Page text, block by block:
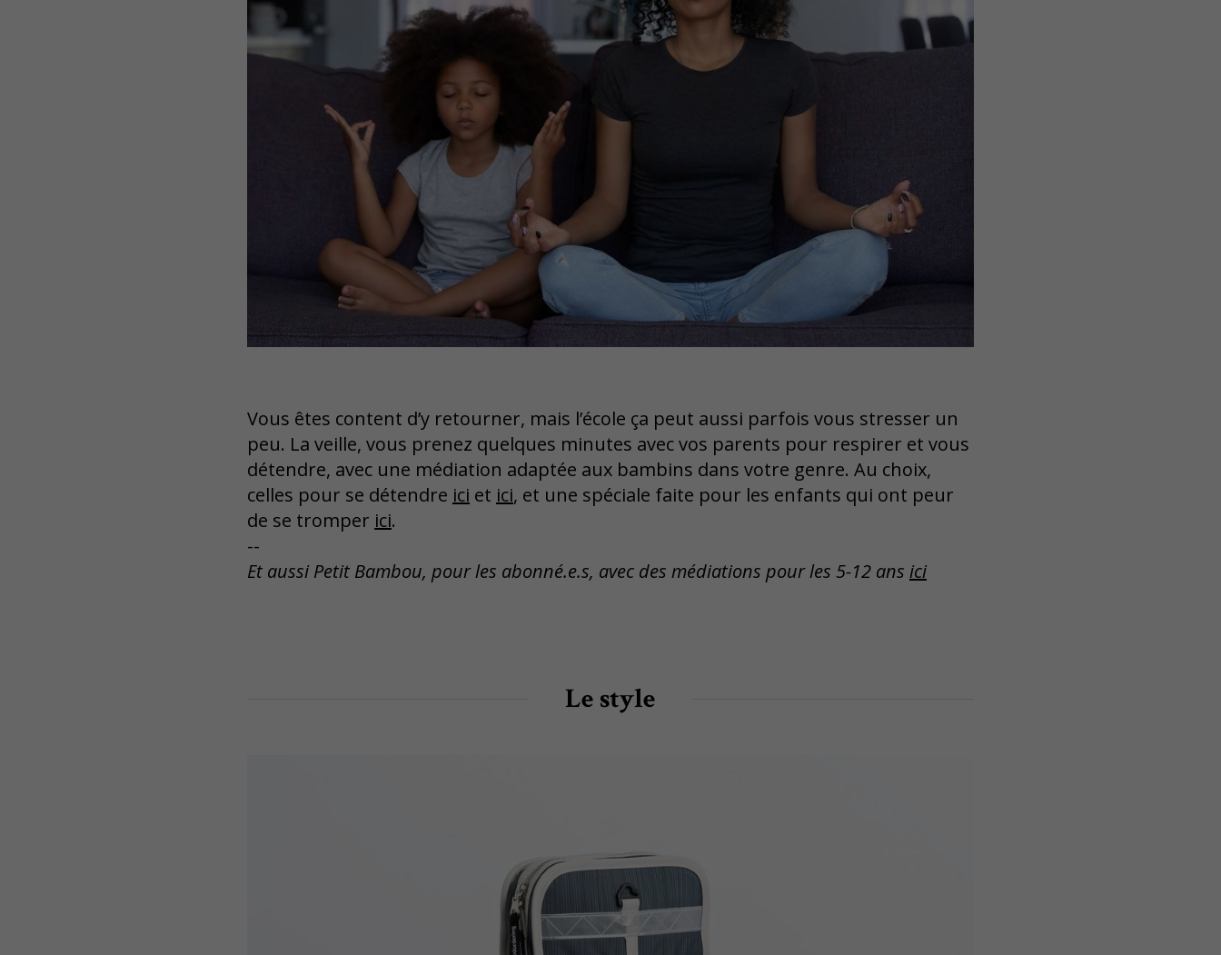
Vous êtes content d’y retourner, mais l’école ça peut aussi parfois vous stresser un
peu. La veille, vous prenez quelques minutes avec vos parents pour respirer et vous
détendre, avec une médiation adaptée aux bambins dans votre genre. Au choix,
celles pour se détendre ici et ici, et une spéciale faite pour les enfants qui ont peur
de se tromper ici.
--
Et aussi Petit Bambou, pour les abonné.e.s, avec des médiations pour les 5-12 ans ici
Le style